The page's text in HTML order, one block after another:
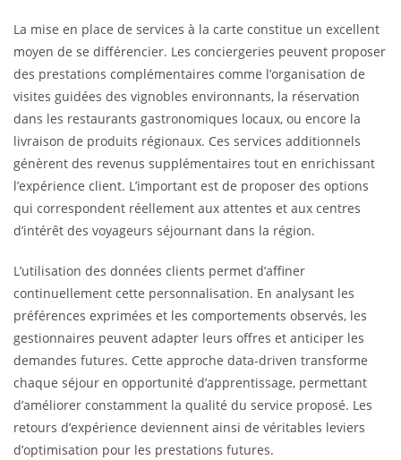
La mise en place de services à la carte constitue un excellent
moyen de se différencier. Les conciergeries peuvent proposer
des prestations complémentaires comme l’organisation de
visites guidées des vignobles environnants, la réservation
dans les restaurants gastronomiques locaux, ou encore la
livraison de produits régionaux. Ces services additionnels
génèrent des revenus supplémentaires tout en enrichissant
l’expérience client. L’important est de proposer des options
qui correspondent réellement aux attentes et aux centres
d’intérêt des voyageurs séjournant dans la région.
L’utilisation des données clients permet d’affiner
continuellement cette personnalisation. En analysant les
préférences exprimées et les comportements observés, les
gestionnaires peuvent adapter leurs offres et anticiper les
demandes futures. Cette approche data-driven transforme
chaque séjour en opportunité d’apprentissage, permettant
d’améliorer constamment la qualité du service proposé. Les
retours d’expérience deviennent ainsi de véritables leviers
d’optimisation pour les prestations futures.